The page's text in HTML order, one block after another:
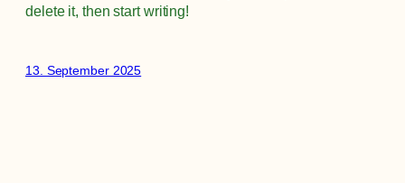
delete it, then start writing!
13. September 2025